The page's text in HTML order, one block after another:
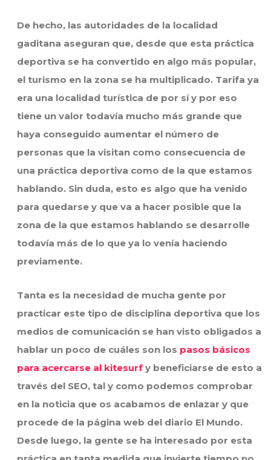
De hecho, las autoridades de la localidad
gaditana aseguran que, desde que esta práctica
deportiva se ha convertido en algo más popular,
el turismo en la zona se ha multiplicado. Tarifa ya
era una localidad turística de por sí y por eso
tiene un valor todavía mucho más grande que
haya conseguido aumentar el número de
personas que la visitan como consecuencia de
una práctica deportiva como de la que estamos
hablando. Sin duda, esto es algo que ha venido
para quedarse y que va a hacer posible que la
zona de la que estamos hablando se desarrolle
todavía más de lo que ya lo venía haciendo
previamente.
Tanta es la necesidad de mucha gente por
practicar este tipo de disciplina deportiva que los
medios de comunicación se han visto obligados a
hablar un poco de cuáles son los pasos básicos
para acercarse al kitesurf y beneficiarse de esto a
través del SEO, tal y como podemos comprobar
en la noticia que os acabamos de enlazar y que
procede de la página web del diario El Mundo.
Desde luego, la gente se ha interesado por esta